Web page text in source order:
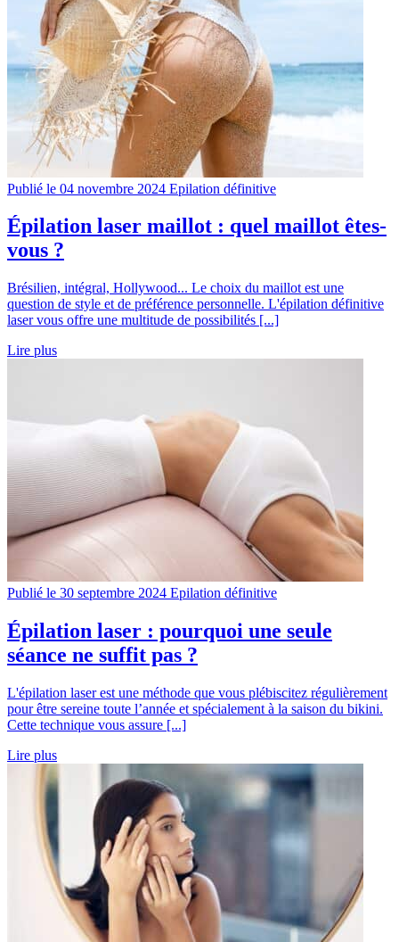
Publié le 04 novembre 2024 Epilation définitive
Épilation laser maillot : quel maillot êtes-
vous ?
Brésilien, intégral, Hollywood... Le choix du maillot est une
question de style et de préférence personnelle. L'épilation définitive
laser vous offre une multitude de possibilités [...]
Lire plus
Publié le 30 septembre 2024 Epilation définitive
Épilation laser : pourquoi une seule
séance ne suffit pas ?
L'épilation laser est une méthode que vous plébiscitez régulièrement
pour être sereine toute l’année et spécialement à la saison du bikini.
Cette technique vous assure [...]
Lire plus